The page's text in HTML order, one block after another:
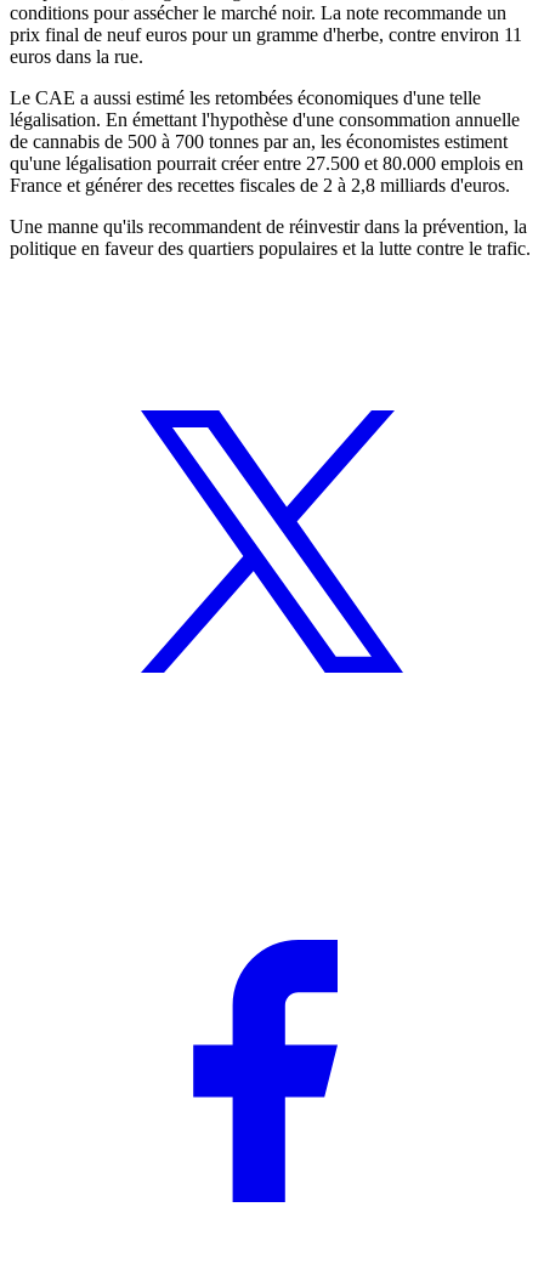
conditions pour assécher le marché noir. La note recommande un
prix final de neuf euros pour un gramme d'herbe, contre environ 11
euros dans la rue.
Le CAE a aussi estimé les retombées économiques d'une telle
légalisation. En émettant l'hypothèse d'une consommation annuelle
de cannabis de 500 à 700 tonnes par an, les économistes estiment
qu'une légalisation pourrait créer entre 27.500 et 80.000 emplois en
France et générer des recettes fiscales de 2 à 2,8 milliards d'euros.
Une manne qu'ils recommandent de réinvestir dans la prévention, la
politique en faveur des quartiers populaires et la lutte contre le trafic.